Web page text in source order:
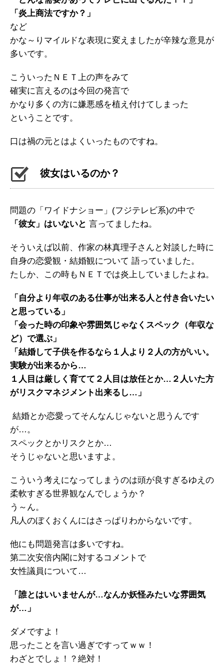
「炎上商法ですか？」
など
かな～りマイルドな表現に変えましたが辛辣な意見が
多いです。
こういったＮＥＴ上の声をみて
確実に言えるのは今回の発言で
かなり多くの方に嫌悪感を植え付けてしまった
ということです。
口は禍の元とはよくいったものですね。
彼女はいるのか？
問題の「ワイドナショー」(フジテレビ系)の中で
「彼女」はいないと 言ってましたね。
そういえば以前、作家の林真理子さんと対談した時に
自身の恋愛観・結婚観について 語っていました。
たしか、この時もＮＥＴでは炎上していましたよね。
「自分より年収のある仕事が出来る人と付き合いたい
と思っている」
「会った時の印象や雰囲気じゃなくスペック（年収な
ど）で選ぶ」
「結婚して子供を作るなら１人より２人の方がいい。
実験が出来るから…
１人目は厳しく育てて２人目は放任とか…２人いた方
がリスクマネジメント出来るし…」
結婚とか恋愛ってそんなんじゃないと思うんです
が…。
スペックとかリスクとか…
そうじゃないと思いますよ。
こういう考えになってしまうのは頭が良すぎるゆえの
柔軟すぎる世界観なんでしょうか？
う～ん。
凡人のぼくおくんにはさっぱりわからないです。
他にも問題発言は多いですね。
第二次安倍内閣に対するコメントで
女性議員について…
「誰とはいいませんが…なんか妖怪みたいな雰囲気
が…」
ダメですよ！
思ったことを言い過ぎですってｗｗ！
わざとでしょ！？絶対！